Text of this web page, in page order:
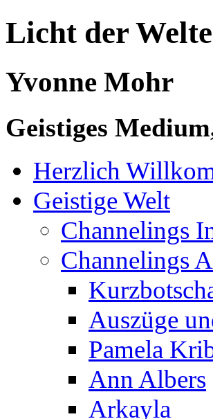
Licht der
Yvonne Mohr
Geistiges
Herzlich
Geistige Welt
Channelings
Channelings
Auszüge
Pamela
Ann Albers
Arkayla